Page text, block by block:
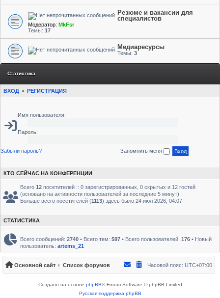
Резюме и вакансии для
специалистов
Модератор: MkFsr
Темы: 17
Медиаресурсы
Темы: 3
Статистика
ВХОД • РЕГИСТРАЦИЯ
Имя пользователя:
Пароль:
Забыли пароль? Запомнить меня
КТО СЕЙЧАС НА КОНФЕРЕНЦИИ
Всего 12 посетителей :: 0 зарегистрированных, 0 скрытых и 12 гостей
(основано на активности пользователей за последние 5 минут)
Больше всего посетителей (1113) здесь было 24 июл 2026, 04:07
СТАТИСТИКА
Всего сообщений: 2740 • Всего тем: 597 • Всего пользователей: 176 • Новый
пользователь: artems_21
Основной сайт Список форумов Часовой пояс: UTC+07:00
Создано на основе phpBB® Forum Software © phpBB Limited
Русская поддержка phpBB